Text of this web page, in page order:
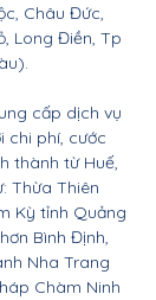
Châu Đức,
Long Điền, Tp
cấp dịch vụ
chi phí, cước
thành từ Huế,
Thừa Thiên
Kỳ tỉnh Quảng
Bình Định,
Nha Trang
Chàm Ninh